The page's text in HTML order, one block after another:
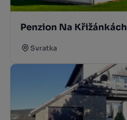
Penzion Na Křižánkách
Svratka